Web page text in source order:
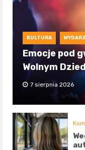
KULTURA
Emocje pod
Wolnym
7 sierpnia 2026